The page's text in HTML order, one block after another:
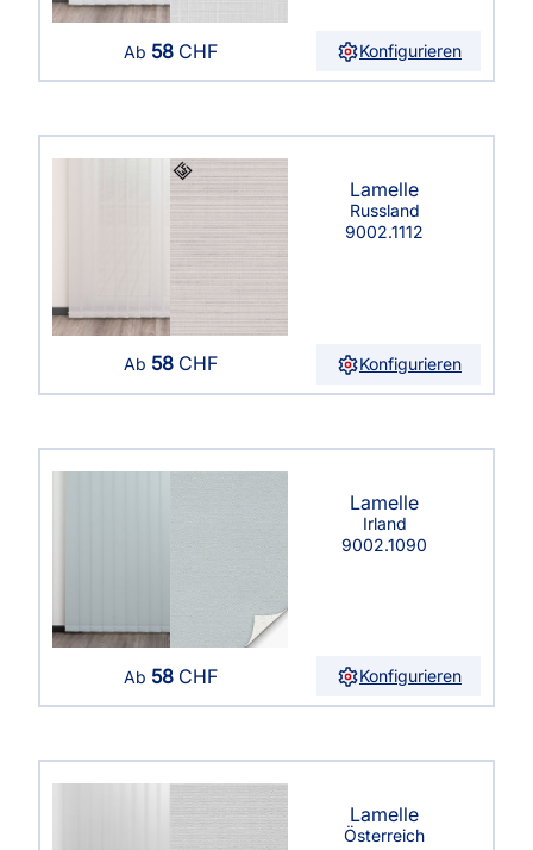
Ab 58CHF Konfigurieren
Lamelle
Russland
9002.1112
Ab 58CHF Konfigurieren
Lamelle
Irland
9002.1090
Ab 58CHF Konfigurieren
Lamelle
Österreich